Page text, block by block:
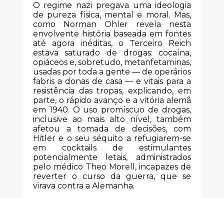
O regime nazi pregava uma ideologia
de pureza física, mental e moral. Mas,
como Norman Ohler revela nesta
envolvente história baseada em fontes
até agora inéditas, o Terceiro Reich
estava saturado de drogas: cocaína,
opiáceos e, sobretudo, metanfetaminas,
usadas por toda a gente — de operários
fabris a donas de casa — e vitais para a
resistência das tropas, explicando, em
parte, o rápido avanço e a vitória alemã
em 1940. O uso promíscuo de drogas,
inclusive ao mais alto nível, também
afetou a tomada de decisões, com
Hitler e o seu séquito a refugiarem-se
em cocktails de estimulantes
potencialmente letais, administrados
pelo médico Theo Morell, incapazes de
reverter o curso da guerra, que se
virava contra a Alemanha.